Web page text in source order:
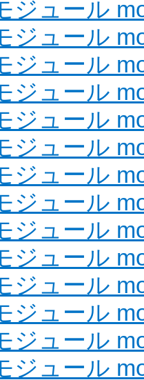
ジュール
ジュール
ジュール
ジュール
ジュール
ジュール
ジュール
ジュール
ジュール
ジュール
ジュール
ジュール
ジュール
ジュール